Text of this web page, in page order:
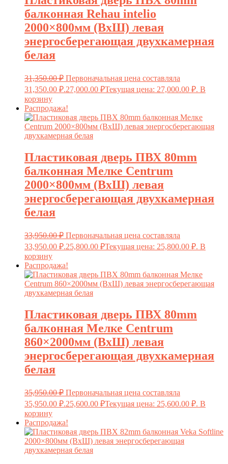
балконная Rehau intelio
2000×800мм (ВхШ) левая
энергосберегающая двухкамерная
белая
31,350.00₽ Первоначальная цена составляла
31,350.00 ₽.27,000.00 ₽Текущая цена: 27,000.00 ₽. В
корзину
Распродажа!
Пластиковая дверь ПВХ 80mm
балконная Мелке Centrum
2000×800мм (ВхШ) левая
энергосберегающая двухкамерная
белая
33,950.00₽ Первоначальная цена составляла
33,950.00 ₽.25,800.00 ₽Текущая цена: 25,800.00 ₽. В
корзину
Распродажа!
Пластиковая дверь ПВХ 80mm
балконная Мелке Centrum
860×2000мм (ВхШ) левая
энергосберегающая двухкамерная
белая
35,950.00₽ Первоначальная цена составляла
35,950.00 ₽.25,600.00 ₽Текущая цена: 25,600.00 ₽. В
корзину
Распродажа!